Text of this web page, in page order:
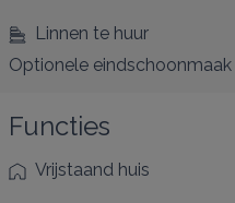
Linnen te huur
Optionele eindschoonmaak
Functies
Vrijstaand huis